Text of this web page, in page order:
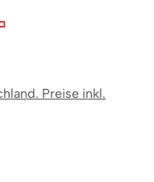
Preise inkl.